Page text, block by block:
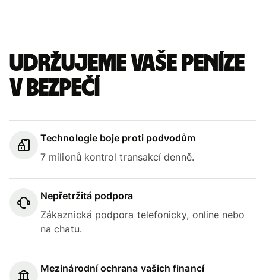
Udržujeme vaše peníze
v bezpečí
Technologie boje proti podvodům
7 milionů kontrol transakcí denně.
Nepřetržitá podpora
Zákaznická podpora telefonicky, online nebo
na chatu.
Mezinárodní ochrana vašich financí